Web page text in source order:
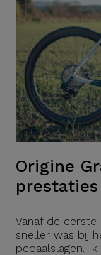
Origine
Vanaf de
sneller was bij
pedaalslagen.